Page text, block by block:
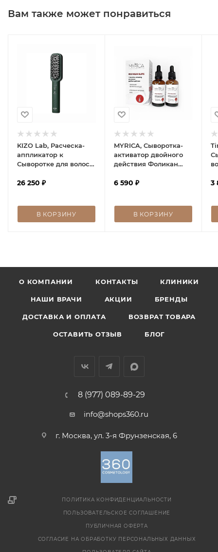
Вам также может понравиться
KIZO Lab, Расческа-
аппликатор к
Сыворотке для волос с
волосяных
26 250 ₽
В КОРЗИНУ
MYRICA, Сыворотка-
активатор двойного
действия Фоликан
6 590 ₽
В КОРЗИНУ
3
О КОМПАНИИ КОНТАКТЫ КЛИНИКИ
НАШИ ВРАЧИ АКЦИИ БРЕНДЫ
ДОСТАВКА И ОПЛАТА ВОЗВРАТ ТОВАРА
ОСТАВИТЬ ОТЗЫВ БЛОГ
8 (977) 089-89-29
info@shops360.ru
г. Москва, ул. 3-я Фрунзенская, 6
ПОЛИТИКА КОНФИДЕНЦИАЛЬНОСТИ
ПОЛЬЗОВАТЕЛЬСКОЕ СОГЛАШЕНИЕ
ПУБЛИЧНАЯ ОФЕРТА
СОГЛАСИЕ НА ОБРАБОТКУ ПЕРСОНАЛЬНЫХ ДАННЫХ